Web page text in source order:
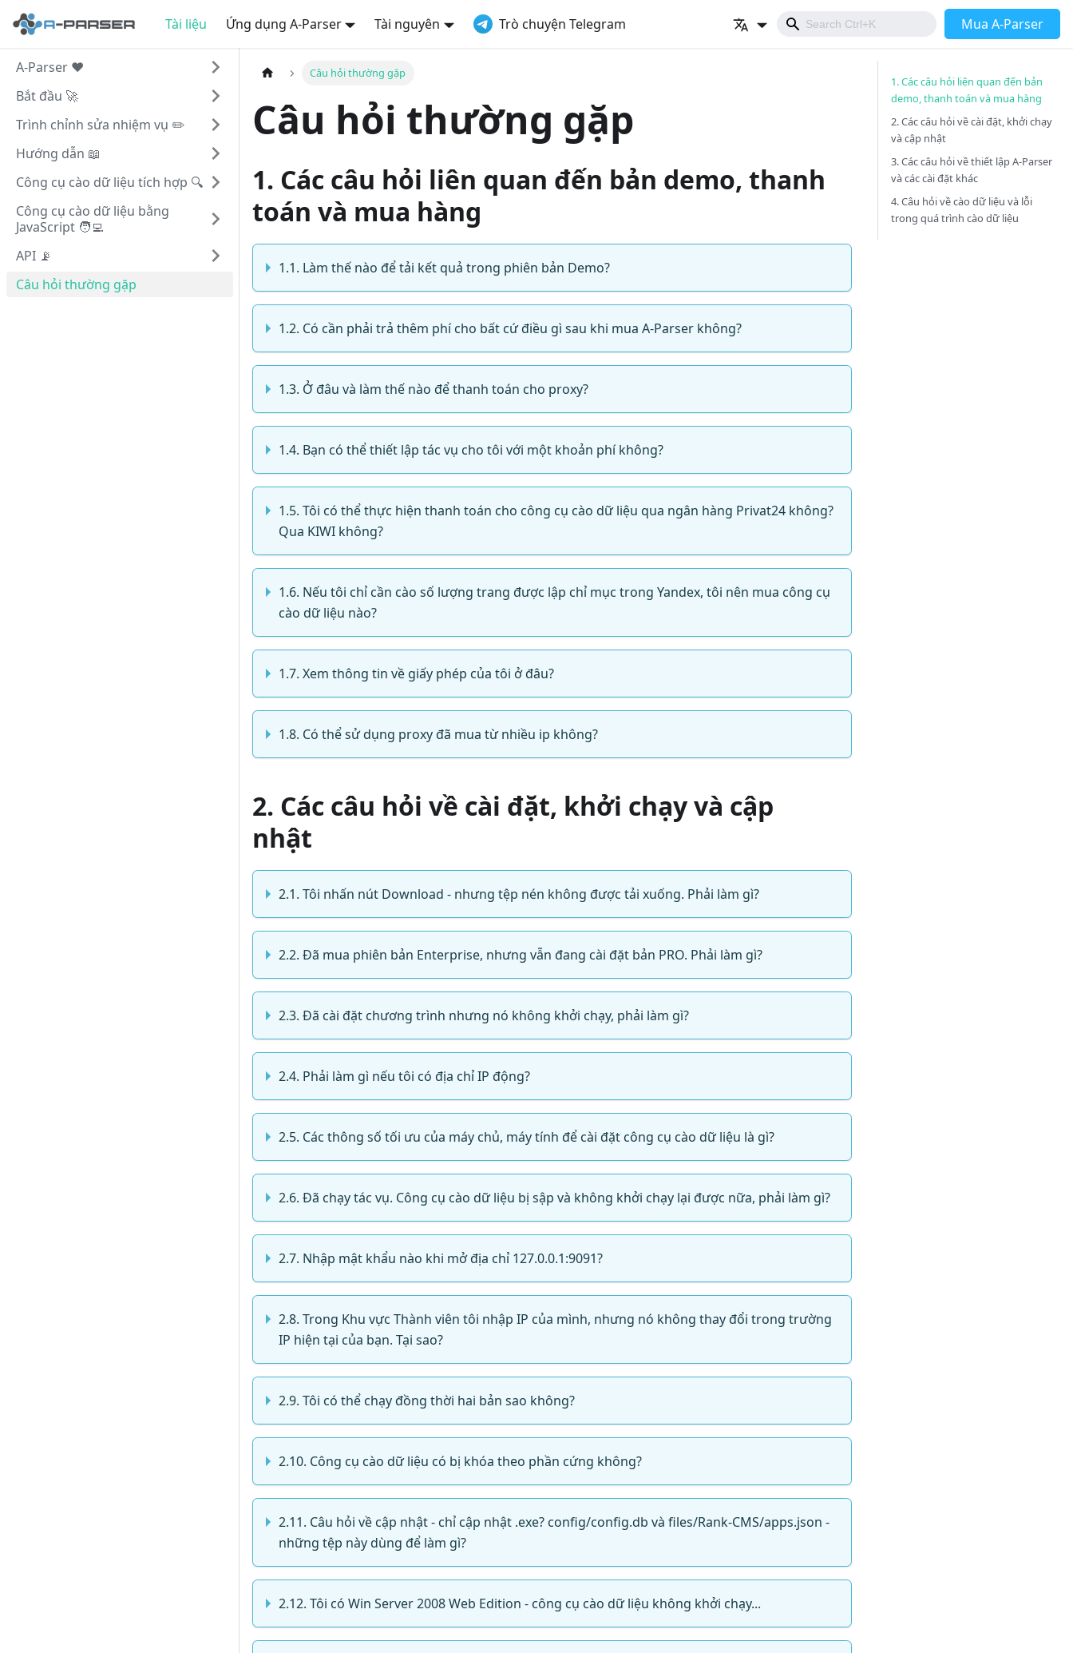
Tài liệu Ứng dụng A-Parser Tài nguyên Trò chuyện Telegram Mua A-Parser
A-Parser ❤️
Bắt đầu 🚀
Trình chỉnh sửa nhiệm vụ ✏️
Hướng dẫn 📖
Công cụ cào dữ liệu tích hợp 🔍
Công cụ cào dữ liệu bằng
JavaScript 🧑‍💻
API 📡
Câu hỏi thường gặp
Câu hỏi thường gặp
Câu hỏi thường gặp
1. Các câu hỏi liên quan đến bản demo, thanh
toán và mua hàng
1.1. Làm thế nào để tải kết quả trong phiên bản Demo?
1.2. Có cần phải trả thêm phí cho bất cứ điều gì sau khi mua A-Parser không?
1.3. Ở đâu và làm thế nào để thanh toán cho proxy?
1.4. Bạn có thể thiết lập tác vụ cho tôi với một khoản phí không?
1.5. Tôi có thể thực hiện thanh toán cho công cụ cào dữ liệu qua ngân hàng Privat24 không?
Qua KIWI không?
1.6. Nếu tôi chỉ cần cào số lượng trang được lập chỉ mục trong Yandex, tôi nên mua công cụ
cào dữ liệu nào?
1.7. Xem thông tin về giấy phép của tôi ở đâu?
1.8. Có thể sử dụng proxy đã mua từ nhiều ip không?
2. Các câu hỏi về cài đặt, khởi chạy và cập
nhật
2.1. Tôi nhấn nút Download - nhưng tệp nén không được tải xuống. Phải làm gì?
2.2. Đã mua phiên bản Enterprise, nhưng vẫn đang cài đặt bản PRO. Phải làm gì?
2.3. Đã cài đặt chương trình nhưng nó không khởi chạy, phải làm gì?
2.4. Phải làm gì nếu tôi có địa chỉ IP động?
2.5. Các thông số tối ưu của máy chủ, máy tính để cài đặt công cụ cào dữ liệu là gì?
2.6. Đã chạy tác vụ. Công cụ cào dữ liệu bị sập và không khởi chạy lại được nữa, phải làm gì?
2.7. Nhập mật khẩu nào khi mở địa chỉ 127.0.0.1:9091?
2.8. Trong Khu vực Thành viên tôi nhập IP của mình, nhưng nó không thay đổi trong trường
IP hiện tại của bạn. Tại sao?
2.9. Tôi có thể chạy đồng thời hai bản sao không?
2.10. Công cụ cào dữ liệu có bị khóa theo phần cứng không?
2.11. Câu hỏi về cập nhật - chỉ cập nhật .exe? config/config.db và files/Rank-CMS/apps.json -
những tệp này dùng để làm gì?
2.12. Tôi có Win Server 2008 Web Edition - công cụ cào dữ liệu không khởi chạy...
1. Các câu hỏi liên quan đến bản
demo, thanh toán và mua hàng
2. Các câu hỏi về cài đặt, khởi chạy
và cập nhật
3. Các câu hỏi về thiết lập A-Parser
và các cài đặt khác
4. Câu hỏi về cào dữ liệu và lỗi
trong quá trình cào dữ liệu